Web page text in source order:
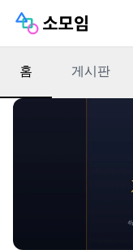
홈 게시판